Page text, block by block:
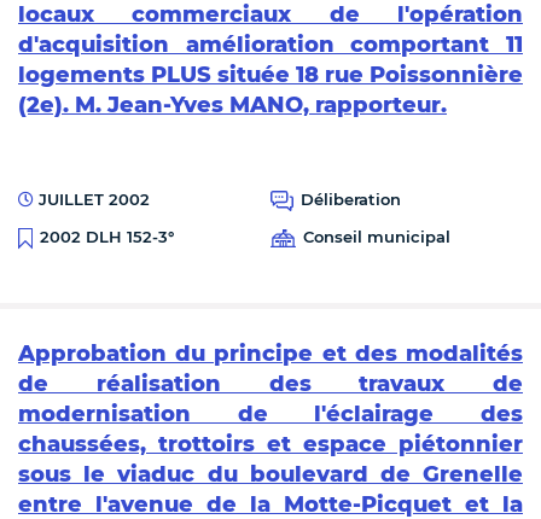
locaux commerciaux de l'opération
d'acquisition amélioration comportant 11
logements PLUS située 18 rue Poissonnière
(2e). M. Jean-Yves MANO, rapporteur.
JUILLET 2002
Déliberation
2002 DLH 152-3°
Conseil municipal
Approbation du principe et des modalités
de réalisation des travaux de
modernisation de l'éclairage des
chaussées, trottoirs et espace piétonnier
sous le viaduc du boulevard de Grenelle
entre l'avenue de la Motte-Picquet et la